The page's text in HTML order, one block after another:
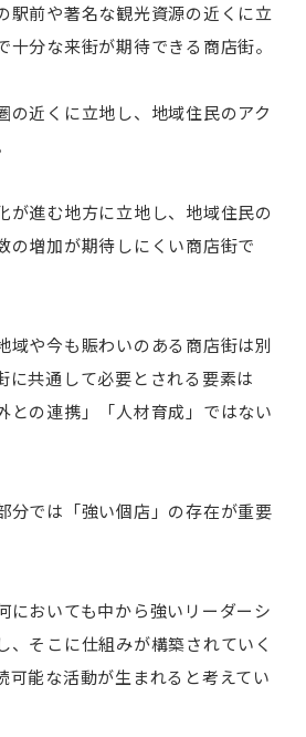
駅前や著名な観光資源の近くに立
十分な来街が期待できる商店街。
の近くに立地し、地域住民のアク
が進む地方に立地し、地域住民の
の増加が期待しにくい商店街で
域や今も賑わいのある商店街は別
に共通して必要とされる要素は
との連携」「人材育成」ではない
分では「強い個店」の存在が重要
においても中から強いリーダーシ
、そこに仕組みが構築されていく
可能な活動が生まれると考えてい